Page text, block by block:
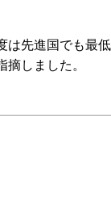
先進国でも最
しました。